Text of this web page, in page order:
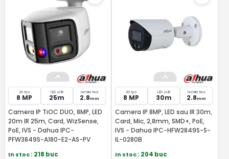
20 fps
8 MP
LED si IR
25m
lentila fixa
2.8mm
Camera IP TiOC DUO, 8MP, LED
20m IR 25m, Card, WizSense,
PoE, IVS - Dahua IPC-
PFW3849S-A180-E2-AS-PV
In stoc: 218 buc
20 fps
8 MP
LED si IR
30m
lentila fixa
2.8mm
Camera IP 8MP, LED sau IR 30m,
Card, Mic, 2,8mm, SMD+, PoE,
IVS - Dahua IPC-HFW2849S-S-
IL-0280B
In stoc: 204 buc